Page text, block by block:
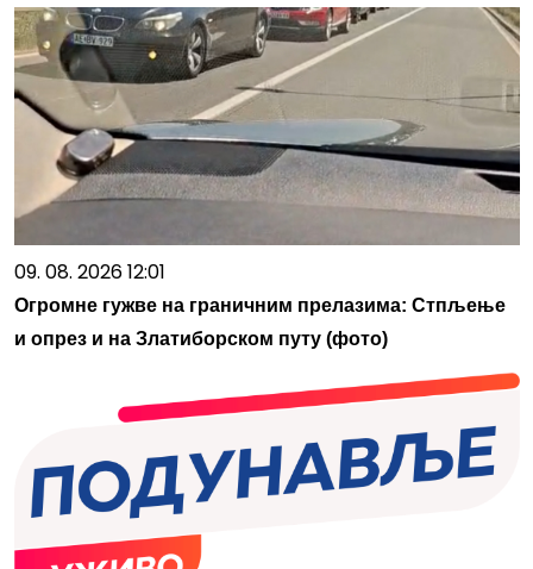
09. 08. 2026 12:01
Огромне гужве на граничним прелазима: Стпљење
и опрез и на Златиборском путу (фото)